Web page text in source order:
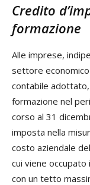
Credito
formazione
Alle imprese,
settore
contabile
formazione nel
corso al 31
imposta nella
costo aziendale
cui viene
con un tetto